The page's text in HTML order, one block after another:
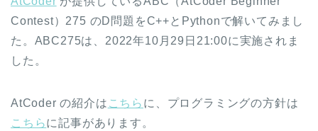
Contest）275 のD問題をC++とPythonで解いてみまし
た。ABC275は、2022年10月29日21:00に実施されま
した。
AtCoder の紹介は こちら に、プログラミングの方針は
こちらに記事があります。